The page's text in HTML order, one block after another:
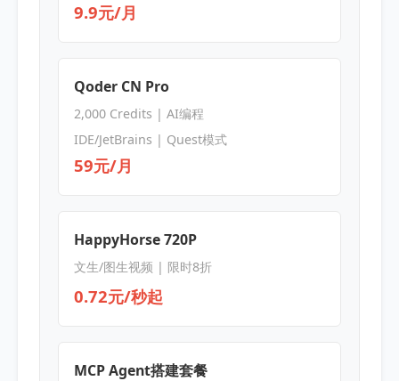
9.9元/月
Qoder CN Pro
2,000 Credits | AI编程
IDE/JetBrains | Quest模式
59元/月
HappyHorse 720P
文生/图生视频 | 限时8折
0.72元/秒起
MCP Agent搭建套餐